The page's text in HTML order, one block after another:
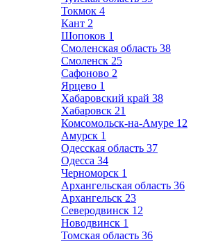
Токмок 4
Кант 2
Шопоков 1
Смоленская область 38
Смоленск 25
Сафоново 2
Ярцево 1
Хабаровский край 38
Хабаровск 21
Комсомольск-на-Амуре 12
Амурск 1
Одесская область 37
Одесса 34
Черноморск 1
Архангельская область 36
Архангельск 23
Северодвинск 12
Новодвинск 1
Томская область 36